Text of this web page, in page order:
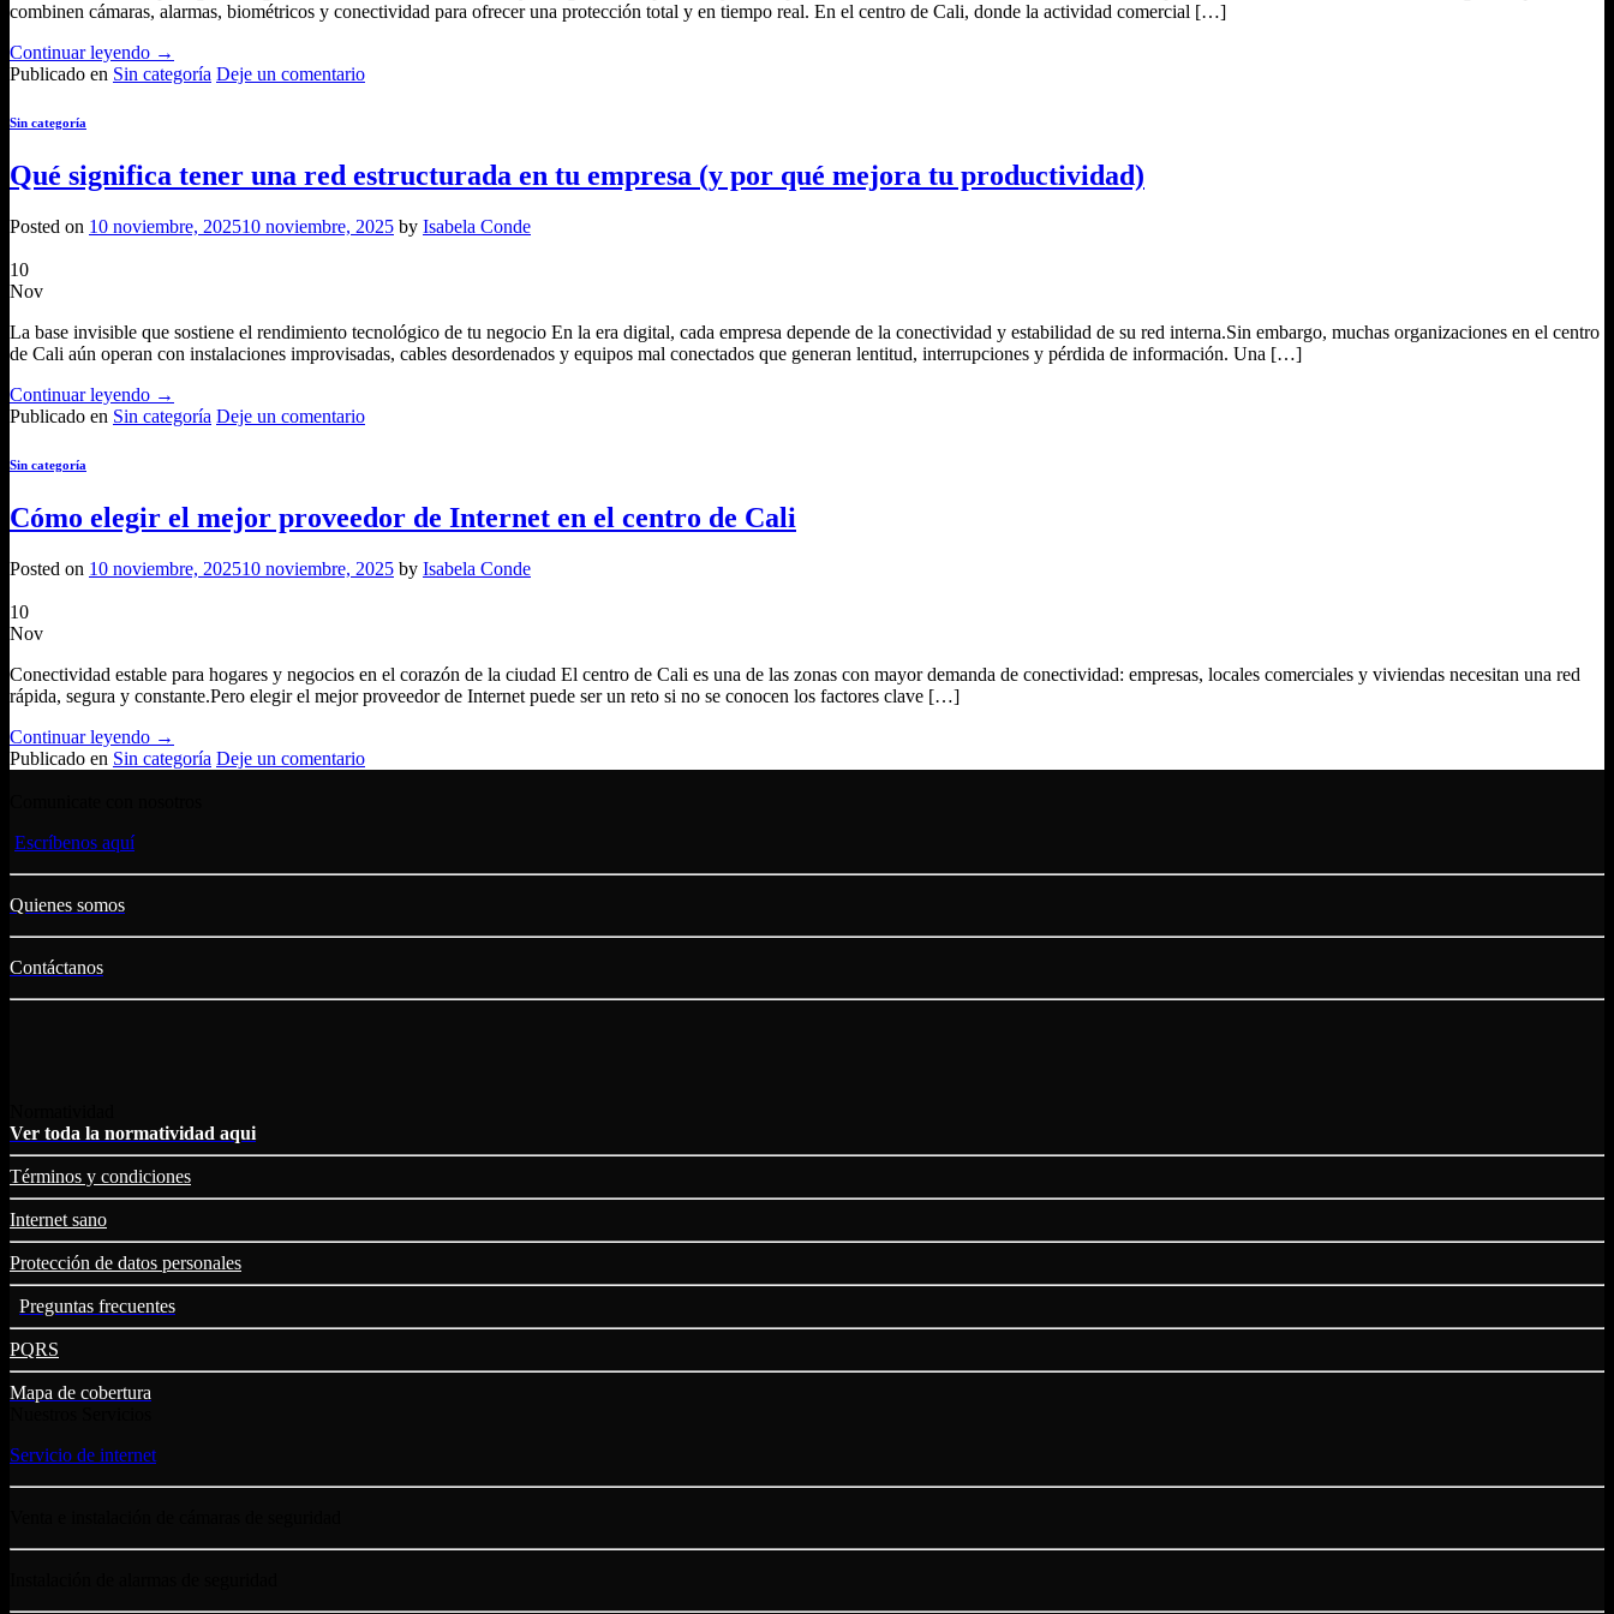
combinen cámaras, alarmas, biométricos y conectividad para ofrecer una protección total y en tiempo real. En el centro de Cali, donde la actividad comercial […]
Continuar leyendo →
Publicado en Sin categoría Deje un comentario
Sin categoría
Qué significa tener una red estructurada en tu empresa (y por qué mejora tu productividad)
Posted on 10 noviembre, 202510 noviembre, 2025 by Isabela Conde
10
Nov
La base invisible que sostiene el rendimiento tecnológico de tu negocio En la era digital, cada empresa depende de la conectividad y estabilidad de su red interna.Sin embargo, muchas organizaciones en el centro
de Cali aún operan con instalaciones improvisadas, cables desordenados y equipos mal conectados que generan lentitud, interrupciones y pérdida de información. Una […]
Continuar leyendo →
Publicado en Sin categoría Deje un comentario
Sin categoría
Cómo elegir el mejor proveedor de Internet en el centro de Cali
Posted on 10 noviembre, 202510 noviembre, 2025 by Isabela Conde
10
Nov
Conectividad estable para hogares y negocios en el corazón de la ciudad El centro de Cali es una de las zonas con mayor demanda de conectividad: empresas, locales comerciales y viviendas necesitan una red
rápida, segura y constante.Pero elegir el mejor proveedor de Internet puede ser un reto si no se conocen los factores clave […]
Continuar leyendo →
Publicado en Sin categoría Deje un comentario
Escríbenos aquí
Quienes somos
Contáctanos
Ver toda la normatividad aqui
Términos y condiciones
Internet sano
Protección de datos personales
Preguntas frecuentes
PQRS
Mapa de cobertura
Servicio de internet